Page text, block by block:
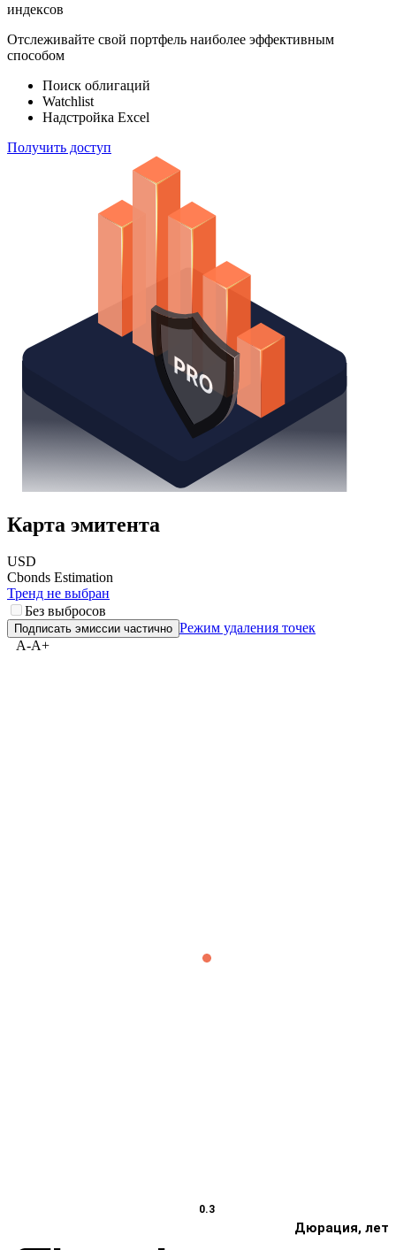
индексов
Отслеживайте свой портфель наиболее эффективным
способом
Поиск облигаций
Watchlist
Надстройка Excel
Получить доступ
Карта эмитента
USD
Cbonds Estimation
Тренд не выбран
Без выбросов
Режим удаления точек